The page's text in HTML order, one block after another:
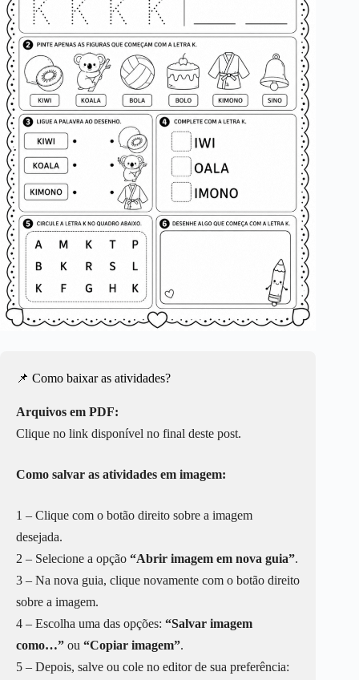
📌 Como baixar as atividades?
Arquivos em PDF:
Clique no link disponível no final deste post.
Como salvar as atividades em imagem:
1 – Clique com o botão direito sobre a imagem
desejada.
2 – Selecione a opção “Abrir imagem em nova guia”.
3 – Na nova guia, clique novamente com o botão direito
sobre a imagem.
4 – Escolha uma das opções: “Salvar imagem
como…” ou “Copiar imagem”.
5 – Depois, salve ou cole no editor de sua preferência: